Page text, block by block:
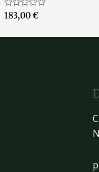
Valorado
con
de
183,00€